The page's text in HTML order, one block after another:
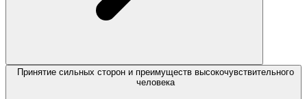
Принятие сильных сторон и преимуществ высокочувствительного
человека